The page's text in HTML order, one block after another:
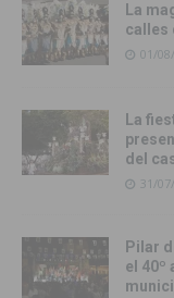
La
calles
01/
La
del
31/
Pilar
el 40º